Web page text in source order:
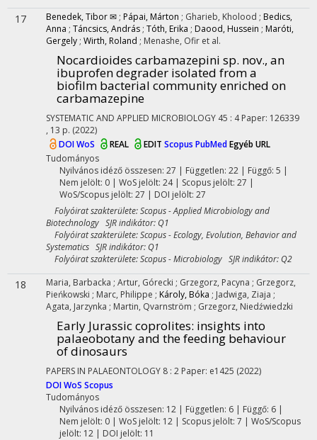
17 Benedek, Tibor ✉ ; Pápai, Márton ; Gharieb, Kholood ; Bedics,
Anna ; Táncsics, András ; Tóth, Erika ; Daood, Hussein ; Maróti,
Gergely ; Wirth, Roland ; Menashe, Ofir et al.
Nocardioides carbamazepini sp. nov., an
ibuprofen degrader isolated from a
biofilm bacterial community enriched on
carbamazepine
SYSTEMATIC AND APPLIED MICROBIOLOGY 45 : 4 Paper: 126339
, 13 p. (2022)
DOIWoS REAL EDIT Scopus PubMedEgyéb URL
Tudományos
Nyilvános idéző összesen: 27 | Független: 22 | Függő: 5 |
Nem jelölt: 0 | WoS jelölt: 24 | Scopus jelölt: 27 |
WoS/Scopus jelölt: 27 | DOI jelölt: 27
Folyóirat szakterülete: Scopus - Applied Microbiology and
Biotechnology SJR indikátor: Q1
Folyóirat szakterülete: Scopus - Ecology, Evolution, Behavior and
Systematics SJR indikátor: Q1
Folyóirat szakterülete: Scopus - Microbiology SJR indikátor: Q2
18 Maria, Barbacka ; Artur, Górecki ; Grzegorz, Pacyna ; Grzegorz,
Pieńkowski ; Marc, Philippe ; Károly, Bóka ; Jadwiga, Ziaja ;
Agata, Jarzynka ; Martin, Qvarnström ; Grzegorz, Niedźwiedzki
Early Jurassic coprolites: insights into
palaeobotany and the feeding behaviour
of dinosaurs
PAPERS IN PALAEONTOLOGY 8 : 2 Paper: e1425 (2022)
DOIWoS Scopus
Tudományos
Nyilvános idéző összesen: 12| Független: 6 | Függő: 6 |
Nem jelölt: 0 | WoS jelölt: 12 | Scopus jelölt: 7 | WoS/Scopus
jelölt: 12 | DOI jelölt: 11